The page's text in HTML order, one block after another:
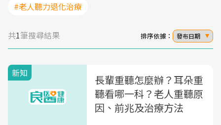
#老人聽力退化治療
共1筆搜尋結果 排序依據： 發布日期
新知
長輩重聽怎麼辦？耳朵重
聽看哪一科？老人重聽原
因、前兆及治療方法